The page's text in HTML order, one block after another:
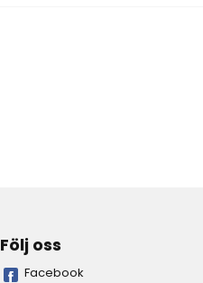
Följ oss
Facebook